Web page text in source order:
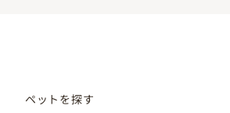
ペットを探す